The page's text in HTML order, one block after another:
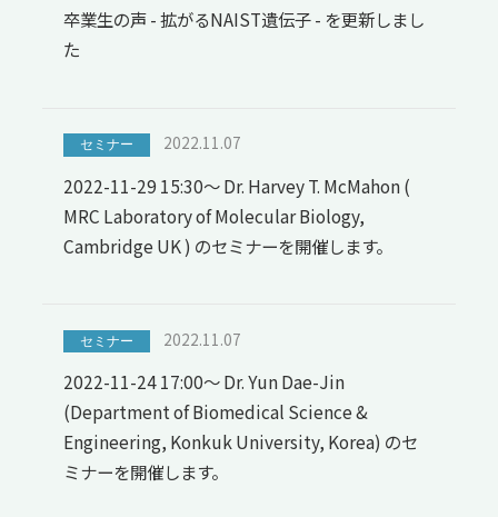
卒業生の声 - 拡がるNAIST遺伝子 - を更新しまし
た
セミナー 2022.11.07
2022-11-29 15:30～ Dr. Harvey T. McMahon (
MRC Laboratory of Molecular Biology,
Cambridge UK ) のセミナーを開催します。
セミナー 2022.11.07
2022-11-24 17:00～ Dr. Yun Dae-Jin
(Department of Biomedical Science &
Engineering, Konkuk University, Korea) のセ
ミナーを開催します。